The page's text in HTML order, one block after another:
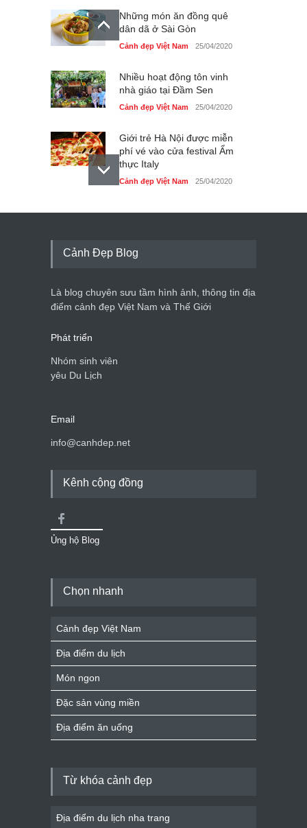
Những món ăn đồng quê
dân dã ở Sài Gòn
Cảnh đẹp Việt Nam 25/04/2020
Nhiều hoạt động tôn vinh
nhà giáo tại Đầm Sen
Cảnh đẹp Việt Nam 25/04/2020
Giới trẻ Hà Nội được miễn
phí vé vào cửa festival Ẩm
thực Italy
Cảnh đẹp Việt Nam 25/04/2020
Tam giác mạch khoe sắc
du lịch quốc gia
Cảnh đẹp Việt Nam 24/04/2020
Cảnh Đẹp Blog
Là blog chuyên sưu tầm hình ảnh, thông tin địa
điểm cảnh đẹp Việt Nam và Thế Giới
Phát triển
Nhóm sinh viên
yêu Du Lịch
Email
info@canhdep.net
Kênh cộng đồng
Ủng hộ Blog
Chọn nhanh
Cảnh đẹp Việt Nam
Địa điểm du lịch
Món ngon
Đặc sản vùng miền
Địa điểm ăn uống
Từ khóa cảnh đẹp
Địa điểm du lịch nha trang